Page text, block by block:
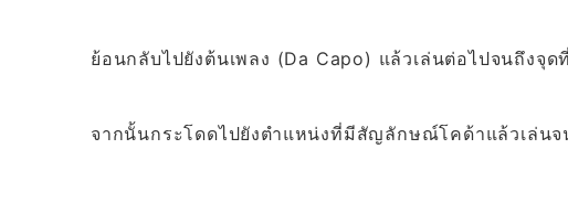
ย้อนกลับไปยังต้นเพลง (Da Capo) แล้วเล่นต่อไปจนถึงจุด
จากนั้นกระโดดไปยังตำแหน่งที่มีสัญลักษณ์โคด้าแล้วเล่นจ